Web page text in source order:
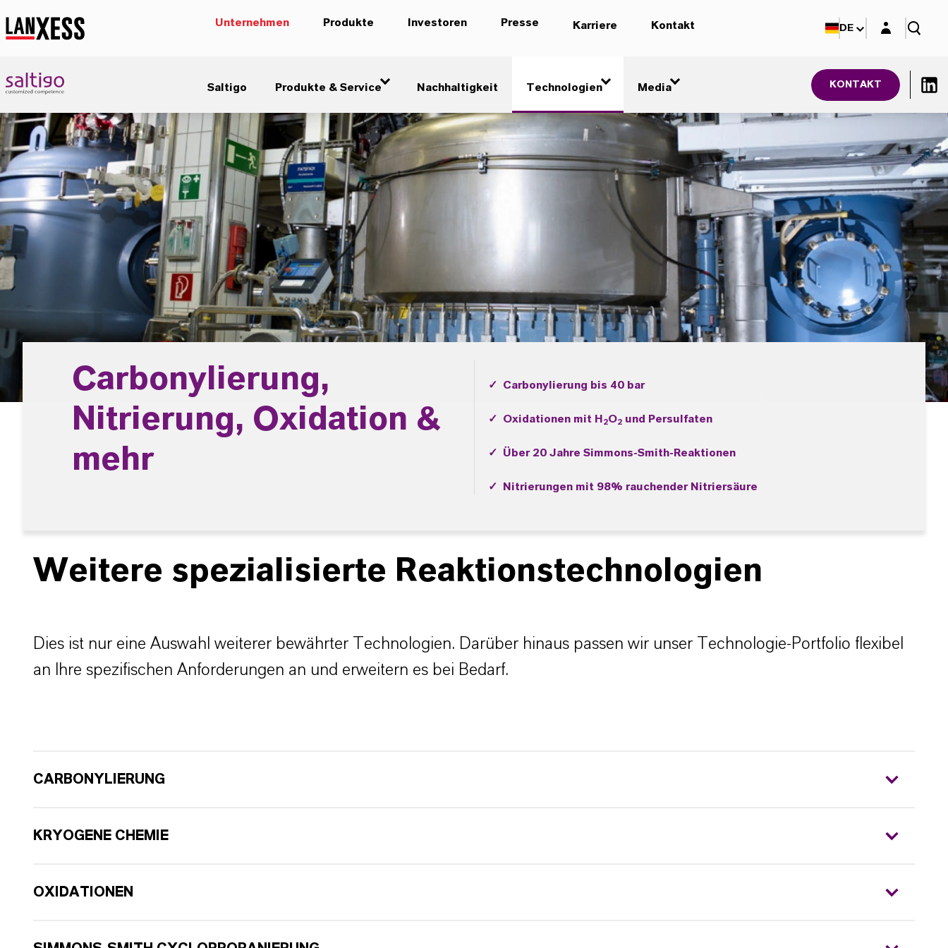
Unternehmen Produkte Investoren Presse Karriere Kontakt
Saltigo Produkte & Service Nachhaltigkeit Technologien Media KONTAKT
DE Login-Maske
Carbonylierung,
Nitrierung, Oxidation &
mehr
✓ Carbonylierung bis 40 bar
✓ Oxidationen mit H 2O2 und Persulfaten
✓ Über 20 Jahre Simmons-Smith-Reaktionen
✓ Nitrierungen mit 98% rauchender Nitriersäure
Weitere spezialisierte Reaktionstechnologien
Dies ist nur eine Auswahl weiterer bewährter Technologien. Darüber hinaus passen wir unser Technologie-Portfolio flexibel
an Ihre spezifischen Anforderungen an und erweitern es bei Bedarf.
CARBONYLIERUNG
KRYOGENE CHEMIE
OXIDATIONEN